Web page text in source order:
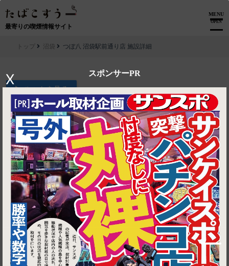
最寄りの喫煙情報サイト
MENU
OPEN
スポンサーPR
X
1
トップ 沼袋 つぼ八 沼袋駅前通り店 施設詳細
▶ ルートを見る
沼袋│つぼ八 沼袋駅前通り店